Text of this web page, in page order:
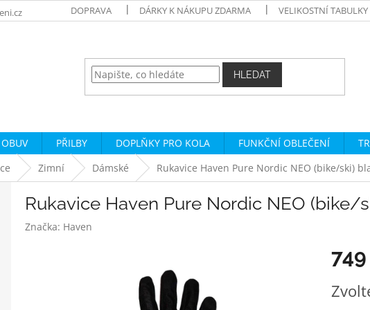
DOPRAVA DÁRKY K NÁKUPU ZDARMA VELIKOSTNÍ TABULKY
HLEDAT
OBUV PŘILBY DOPLŇKY PRO KOLA FUNKČNÍ OBLEČENÍ
Zimní Dámské Rukavice Haven Pure Nordic NEO (bike/ski)
Rukavice Haven Pure Nordic NEO (bike/
Značka: Haven
cena: